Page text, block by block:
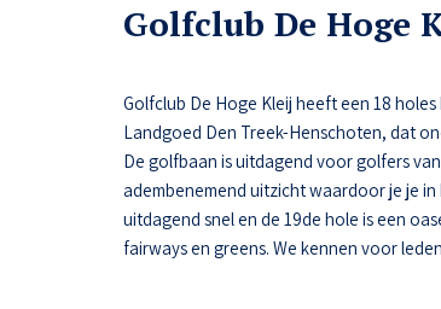
Golfclub De Hoge
Golfclub De Hoge Kleij heeft een 18
Landgoed Den Treek-Henschoten, dat
De golfbaan is uitdagend voor golfers
adembenemend uitzicht waardoor je je
uitdagend snel en de 19de hole is een
fairways en greens. We kennen voor